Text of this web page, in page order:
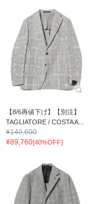
【8/6再値下げ】【別注】
TAGLIATORE / COSTA A...
¥149,600
¥89,760[40%OFF]